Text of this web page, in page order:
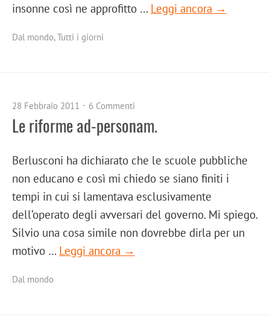
insonne così ne approfitto … Leggi ancora →
Dal mondo,Tutti i giorni
28 Febbraio 2011 6 Commenti
Le riforme ad-personam.
Berlusconi ha dichiarato che le scuole pubbliche
non educano e così mi chiedo se siano finiti i
tempi in cui si lamentava esclusivamente
dell’operato degli avversari del governo. Mi spiego.
Silvio una cosa simile non dovrebbe dirla per un
motivo … Leggi ancora →
Dal mondo